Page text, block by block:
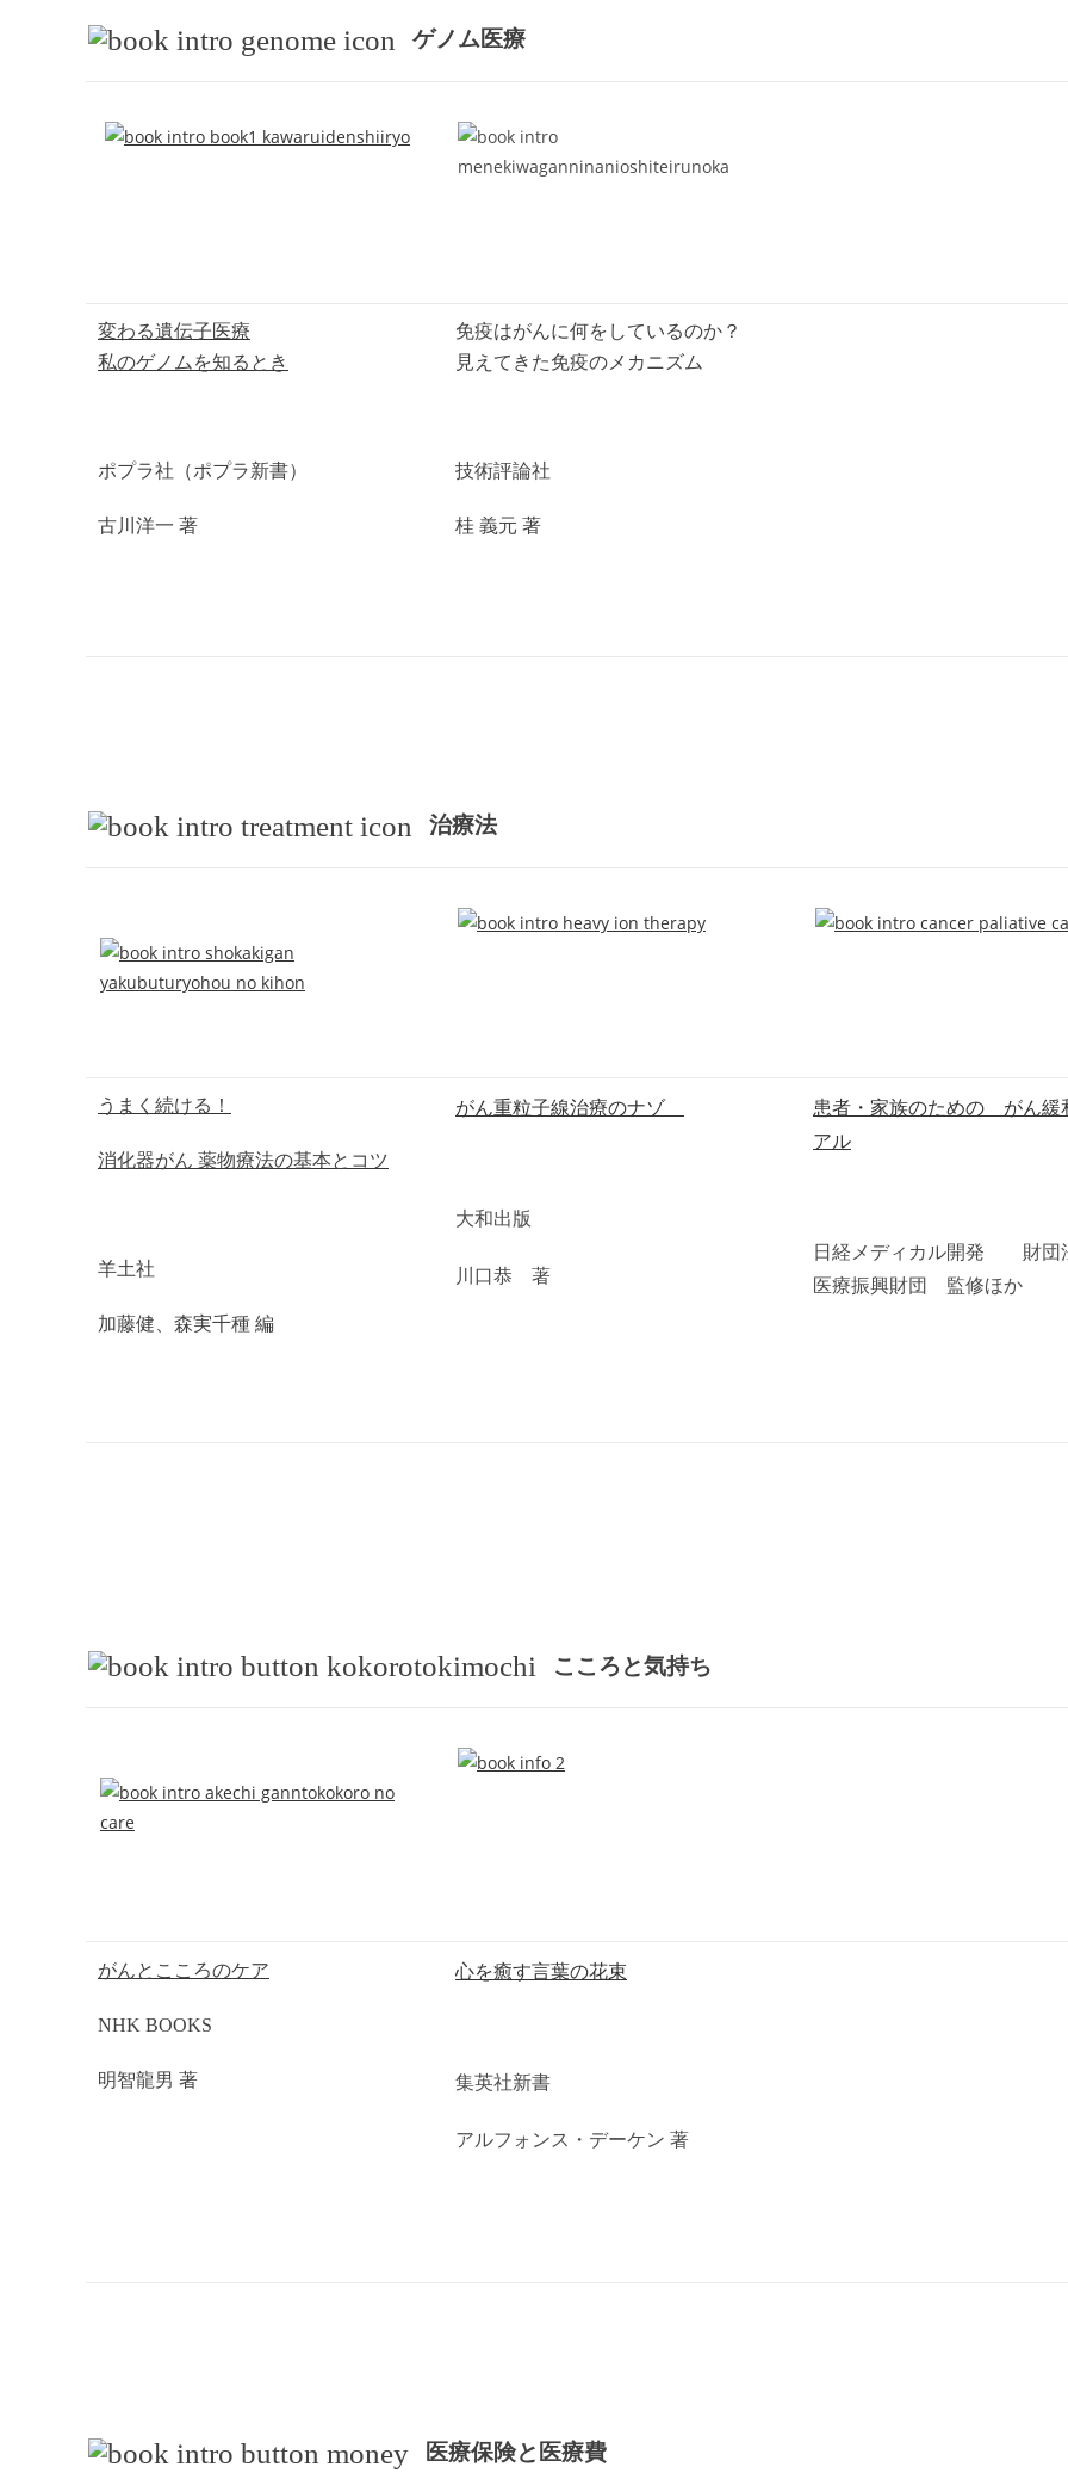
ゲノム医療
変わる遺伝子医療
私のゲノムを知るとき
ポプラ社（ポプラ新書）
古川洋一 著
免疫はがんに何をしているのか？
見えてきた免疫のメカニズム
技術評論社
桂 義元 著
治療法
うまく続ける！
消化器がん 薬物療法の基本とコツ
羊土社
加藤健、森実千種 編
がん重粒子線治療のナゾ
大和出版
川口恭 著
患者・家族のための がん緩
アル
日経メディカル開発 財団
医療振興財団 監修ほか
こころと気持ち
がんとこころのケア
NHK BOOKS
明智龍男 著
心を癒す言葉の花束
集英社新書
アルフォンス・デーケン 著
医療保険と医療費